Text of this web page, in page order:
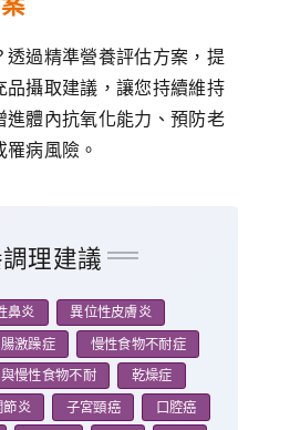
透過精準營養評估方案，提
品攝取建議，讓您持續維持
進體內抗氧化能力、預防老
病風險。
理建議
鼻炎 異位性皮膚炎
激躁症 慢性食物不耐症
慢性食物不耐 乾燥症
節炎 子宮頸癌 口腔癌